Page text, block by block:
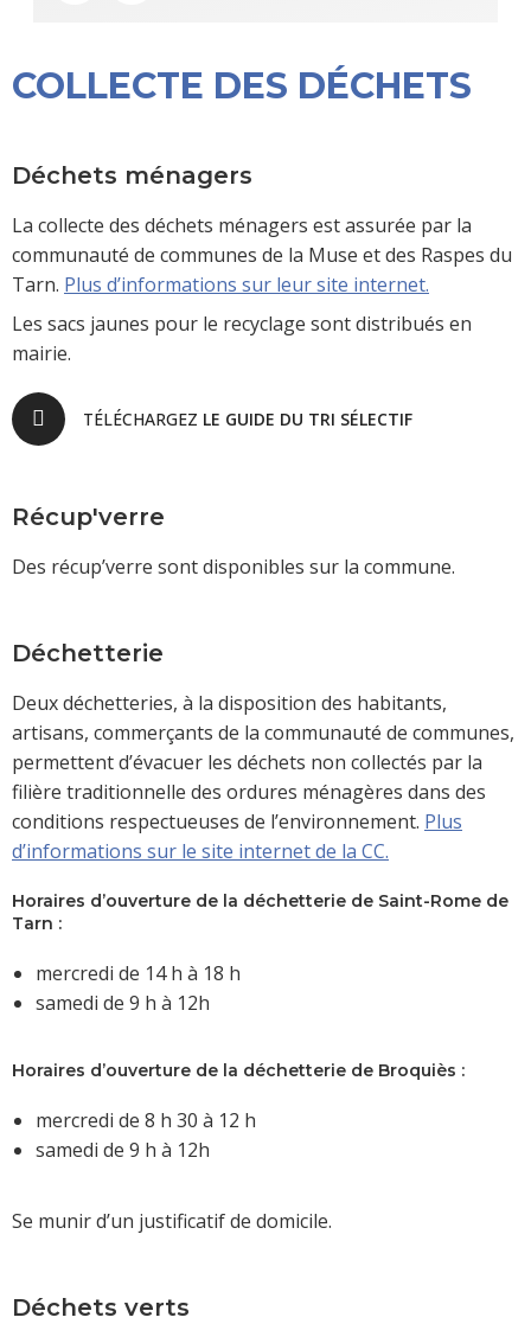
COLLECTE DES DÉCHETS
Déchets ménagers
La collecte des déchets ménagers est assurée par la
communauté de communes de la Muse et des Raspes du
Tarn. Plus d’informations sur leur site internet.
Les sacs jaunes pour le recyclage sont distribués en
mairie.
TÉLÉCHARGEZ LE GUIDE DU TRI SÉLECTIF
Récup'verre
Des récup’verre sont disponibles sur la commune.
Déchetterie
Deux déchetteries, à la disposition des habitants,
artisans, commerçants de la communauté de communes,
permettent d’évacuer les déchets non collectés par la
filière traditionnelle des ordures ménagères dans des
conditions respectueuses de l’environnement. Plus
d’informations sur le site internet de la CC.
Horaires d’ouverture de la déchetterie de Saint-Rome de
Tarn :
mercredi de 14 h à 18 h
samedi de 9 h à 12h
Horaires d’ouverture de la déchetterie de Broquiès :
mercredi de 8 h 30 à 12 h
samedi de 9 h à 12h
Se munir d’un justificatif de domicile.
Déchets verts